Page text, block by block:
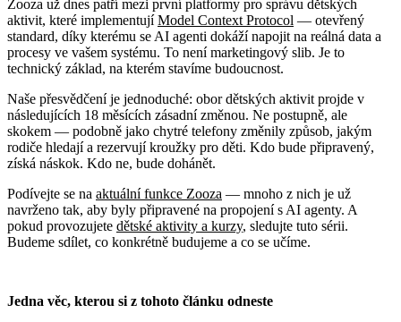
Zooza už dnes patří mezi první platformy pro správu dětských
aktivit, které implementujíModel Context Protocol — otevřený
standard, díky kterému se AI agenti dokáží napojit na reálná data a
procesy ve vašem systému. To není marketingový slib. Je to
technický základ, na kterém stavíme budoucnost.
Naše přesvědčení je jednoduché: obor dětských aktivit projde v
následujících 18 měsících zásadní změnou. Ne postupně, ale
skokem — podobně jako chytré telefony změnily způsob, jakým
rodiče hledají a rezervují kroužky pro děti. Kdo bude připravený,
získá náskok. Kdo ne, bude dohánět.
Podívejte se na aktuální funkce Zooza — mnoho z nich je už
navrženo tak, aby byly připravené na propojení s AI agenty. A
pokud provozujete dětské aktivity a kurzy, sledujte tuto sérii.
Budeme sdílet, co konkrétně budujeme a co se učíme.
Jedna věc, kterou si z tohoto článku odneste